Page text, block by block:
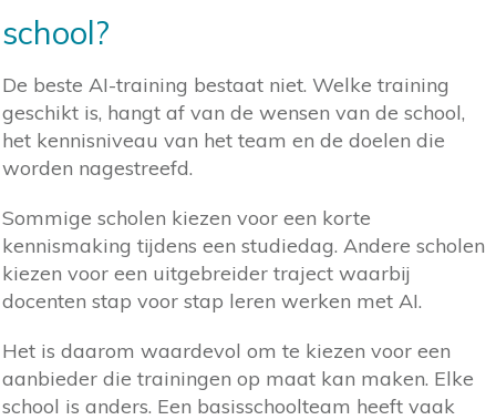
school?
De beste AI-training bestaat niet. Welke training
geschikt is, hangt af van de wensen van de school,
het kennisniveau van het team en de doelen die
worden nagestreefd.
Sommige scholen kiezen voor een korte
kennismaking tijdens een studiedag. Andere scholen
kiezen voor een uitgebreider traject waarbij
docenten stap voor stap leren werken met AI.
Het is daarom waardevol om te kiezen voor een
aanbieder die trainingen op maat kan maken. Elke
school is anders. Een basisschoolteam heeft vaak